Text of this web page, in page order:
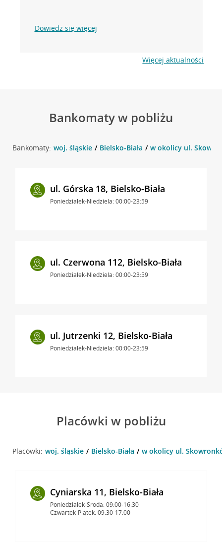
Dowiedz się więcej
Więcej aktualności
Bankomaty w pobliżu
Bankomaty: woj. śląskie Bielsko-Biała w okolicy ul.
ul. Górska 18, Bielsko-Biała
Poniedziałek-Niedziela: 00:00-23:59
ul. Czerwona 112, Bielsko-Biała
Poniedziałek-Niedziela: 00:00-23:59
ul. Jutrzenki 12, Bielsko-Biała
Poniedziałek-Niedziela: 00:00-23:59
Placówki w pobliżu
Placówki: woj. śląskie Bielsko-Biała w okolicy ul.
Cyniarska 11, Bielsko-Biała
Poniedziałek-Środa: 09:00-16:30
Czwartek-Piątek: 09:30-17:00